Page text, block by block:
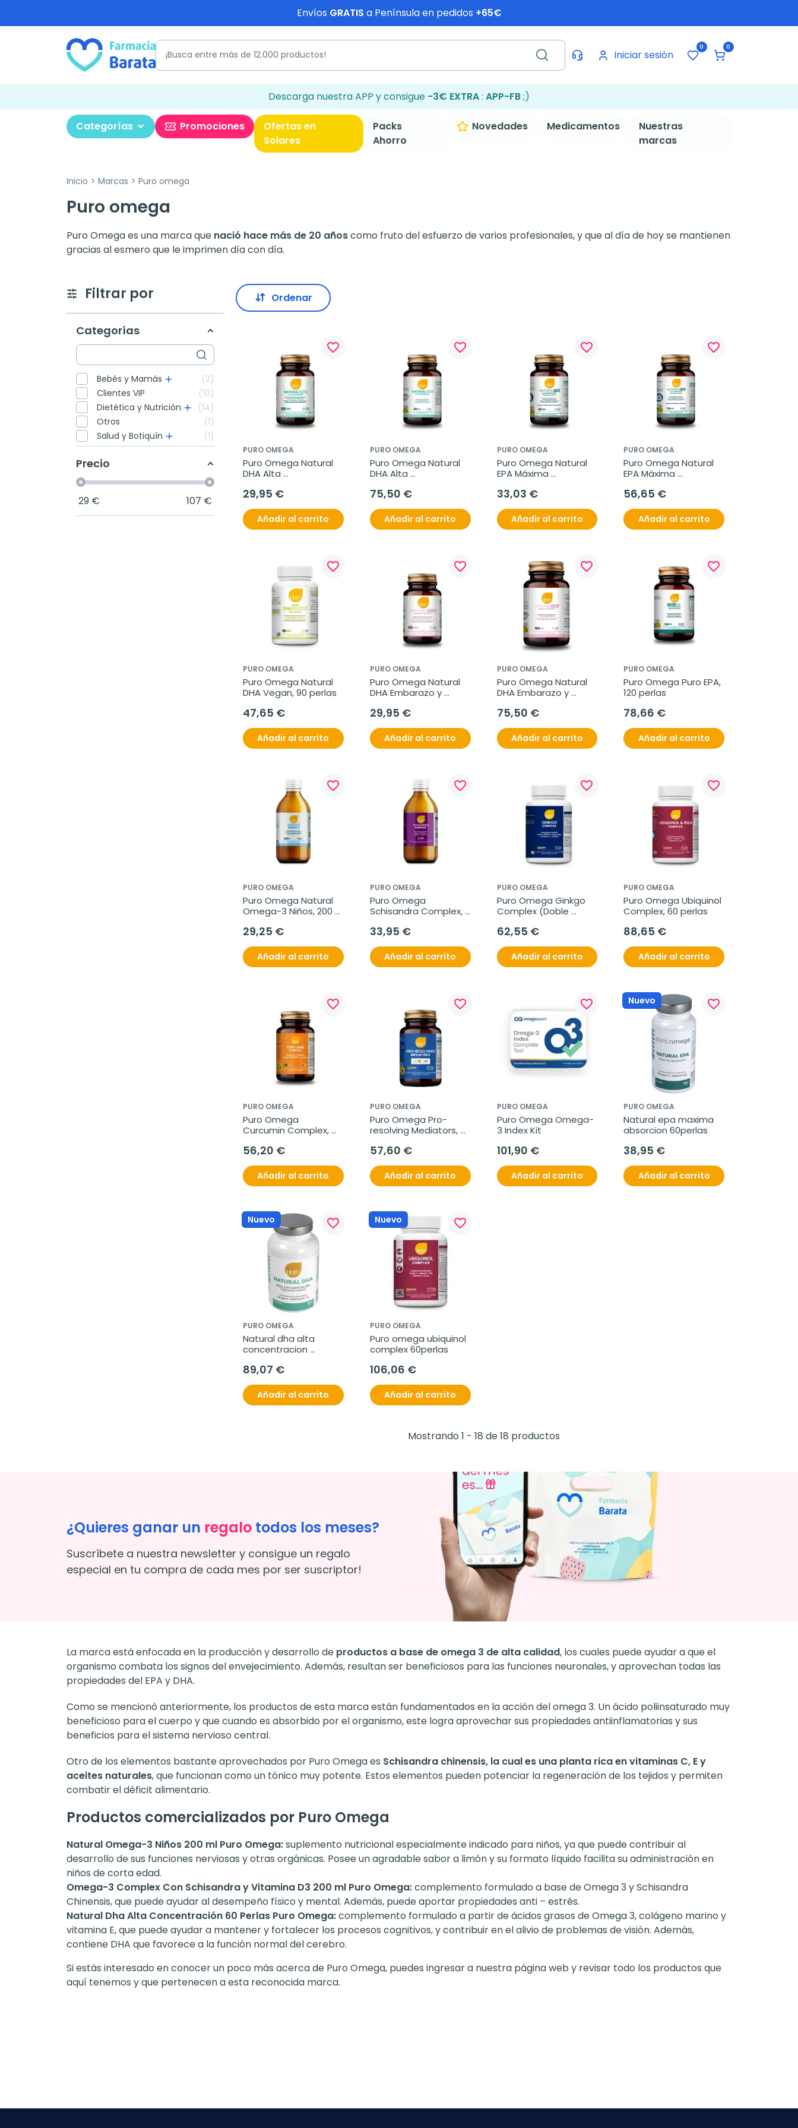
Envíos GRATIS a Península en pedidos +65€
Iniciar sesión
0 0
Descarga nuestra APP y consigue -3€ EXTRA: APP-FB;)
Categorías Promociones
Ofertas en
Solares
Packs
Ahorro
Novedades Medicamentos
Nuestras
marcas
Inicio Marcas Puro omega
Puro omega
Puro Omega es una marca que nació hace más de 20 añoscomo fruto del esfuerzo de varios profesionales, y que al día de hoy se mantienen
gracias al esmero que le imprimen día con día.
Filtrar por
Categorías
Bebés y Mamás
2
Clientes VIP
10
Dietética y Nutrición
14
Otros
1
Salud y Botiquín
1
Precio
29 € 107 €
Ordenar
favorite_border
PURO OMEGA
Puro Omega Natural
DHA Alta
perlas
29,95 €
Añadir al carrito
favorite_border
PURO OMEGA
Puro Omega Natural
DHA Alta
perlas
75,50 €
Añadir al carrito
favorite_border
PURO OMEGA
Puro Omega Natural
EPA Máxima
33,03 €
Añadir al carrito
favorite_border
PURO OMEGA
Puro Omega Natural
EPA Máxima
56,65 €
Añadir al carrito
favorite_border
PURO OMEGA
Puro Omega Natural
DHA Vegan, 90 perlas
47,65 €
Añadir al carrito
favorite_border
PURO OMEGA
Puro Omega Natural
DHA Embarazo y
29,95 €
Añadir al carrito
favorite_border
PURO OMEGA
Puro Omega Natural
DHA Embarazo y
75,50 €
Añadir al carrito
favorite_border
PURO OMEGA
Puro Omega Puro EPA,
120 perlas
78,66 €
Añadir al carrito
favorite_border
PURO OMEGA
Puro Omega Natural
Omega-3 Niños, 200
29,25 €
Añadir al carrito
favorite_border
PURO OMEGA
Puro Omega
Schisandra Complex,
33,95 €
Añadir al carrito
favorite_border
PURO OMEGA
Puro Omega Ginkgo
Complex (Doble
62,55 €
Añadir al carrito
favorite_border
PURO OMEGA
Puro Omega Ubiquinol
Complex, 60 perlas
88,65 €
Añadir al carrito
favorite_border
PURO OMEGA
Puro Omega
Curcumin Complex,
56,20 €
Añadir al carrito
favorite_border
PURO OMEGA
Puro Omega Pro-
resolving Mediators,
57,60 €
Añadir al carrito
favorite_border
PURO OMEGA
Puro Omega Omega-
3 Index Kit
101,90 €
Añadir al carrito
Nuevo favorite_border
PURO OMEGA
Natural epa maxima
absorcion 60perlas
38,95 €
Añadir al carrito
Nuevo favorite_border
PURO OMEGA
Natural dha alta
concentracion
89,07 €
Añadir al carrito
Nuevo favorite_border
PURO OMEGA
Puro omega ubiquinol
complex 60perlas
106,06 €
Añadir al carrito
Mostrando 1 - 18 de 18 productos
¿Quieres ganar un regalo todos los meses?
Suscríbete a nuestra newsletter y consigue un regalo
especial en tu compra de cada mes por ser suscriptor!
La marca está enfocada en la producción y desarrollo de productos a base de omega 3 de alta calidad, los cuales puede ayudar a que el
organismo combata los signos del envejecimiento. Además, resultan ser beneficiosos para las funciones neuronales, y aprovechan todas las
propiedades del EPA y DHA.
Como se mencionó anteriormente, los productos de esta marca están fundamentados en la acción del omega 3. Un ácido poliinsaturado muy
beneficioso para el cuerpo y que cuando es absorbido por el organismo, este logra aprovechar sus propiedades antiinflamatorias y sus
beneficios para el sistema nervioso central.
Otro de los elementos bastante aprovechados por Puro Omega es Schisandra chinensis, la cual es una planta rica en vitaminas C, E y
aceites naturales, que funcionan como un tónico muy potente. Estos elementos pueden potenciar la regeneración de los tejidos y permiten
combatir el déficit alimentario.
Productos comercializados por Puro Omega
Natural Omega-3 Niños 200 ml Puro Omega:suplemento nutricional especialmente indicado para niños, ya que puede contribuir al
desarrollo de sus funciones nerviosas y otras orgánicas. Posee un agradable sabor a limón y su formato líquido facilita su administración en
niños de corta edad.
Omega-3 Complex Con Schisandra y Vitamina D3 200 ml Puro Omega:complemento formulado a base de Omega 3 y Schisandra
Chinensis, que puede ayudar al desempeño físico y mental. Además, puede aportar propiedades anti – estrés.
Natural Dha Alta Concentración 60 Perlas Puro Omega:complemento formulado a partir de ácidos grasos de Omega 3, colágeno marino y
vitamina E, que puede ayudar a mantener y fortalecer los procesos cognitivos, y contribuir en el alivio de problemas de visión. Además,
contiene DHA que favorece a la función normal del cerebro.
Si estás interesado en conocer un poco más acerca de Puro Omega, puedes ingresar a nuestra página web y revisar todo los productos que
aquí tenemos y que pertenecen a esta reconocida marca.